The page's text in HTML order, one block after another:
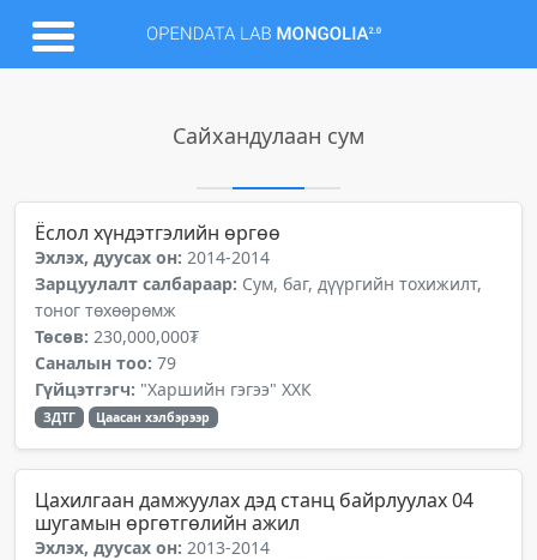
Сайхандулаан сум
Ёслол хүндэтгэлийн өргөө
Эхлэх, дуусах он: 2014-2014
Зарцуулалт салбараар: Сум, баг, дүүргийн тохижилт,
тоног төхөөрөмж
Төсөв: 230,000,000₮
Саналын тоо: 79
Гүйцэтгэгч: "Харшийн гэгээ" ХХК
ЗДТГ Цаасан хэлбэрээр
Цахилгаан дамжуулах дэд станц байрлуулах 04
шугамын өргөтгөлийн ажил
Эхлэх, дуусах он: 2013-2014